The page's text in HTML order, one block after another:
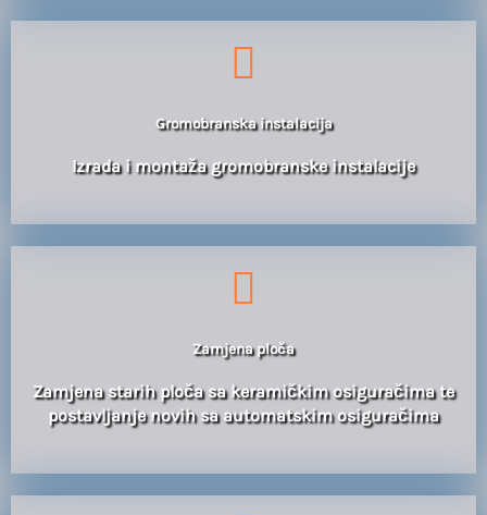
Gromobranska instalacija
Izrada i montaža gromobranske instalacije
Zamjena ploča
Zamjena starih ploča sa keramičkim osiguračima te
postavljanje novih sa automatskim osiguračima